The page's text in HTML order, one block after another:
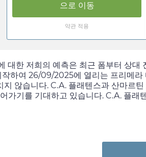
으로 이동
약관 적용
대한 저희의 예측은 최근 폼부터 상
하여 26/09/2025에 열리는 프리메
않습니다. C.A. 플래텐스과 산마르
가기를 기대하고 있습니다. C.A. 플